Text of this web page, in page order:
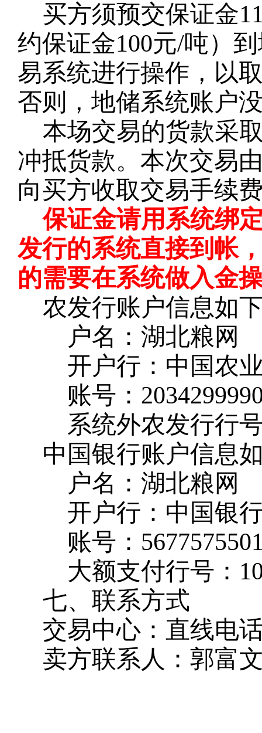
买方须预交保证金
约保证金100元/吨）
易系统进行操作，以
否则，地储系统账户
本场交易的货款采
冲抵货款。本次交易
向买方收取交易手续
保证金请用系统绑
发行的系统直接到帐
的需要在系统做入金
农发行账户信息如
户名：湖北粮网
开户行：中国农
账号：
系统外农发行行
中国银行账户信息
户名：湖北粮网
开户行：中国银
账号：
大额支付行号：
七、联系方式
交易中心：直线电
卖方联系人：郭富